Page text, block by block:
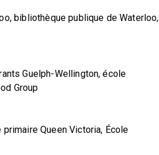
bibliothèque publique de Waterloo,
Guelph-Wellington, école
Group
Queen Victoria, École